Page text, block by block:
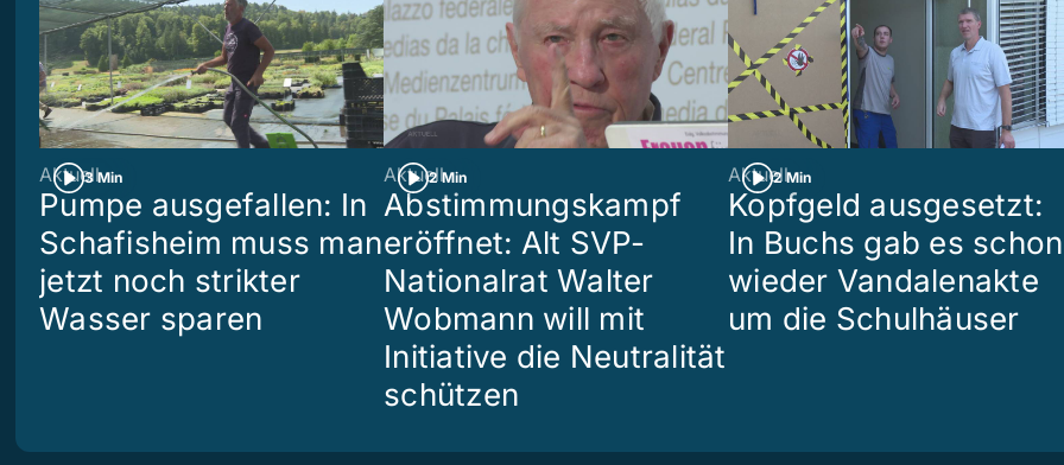
3 Min
Aktuell
Pumpe ausgefallen: In
Schafisheim muss man
jetzt noch strikter
Wasser sparen
2 Min
Aktuell
Abstimmungskampf
eröffnet: Alt SVP-
Nationalrat Walter
Wobmann will mit
Initiative die Neutralität
schützen
2 Min
Aktuell
Kopfgeld ausgesetzt:
In Buchs gab es schon
wieder Vandalenakte
um die Schulhäuser